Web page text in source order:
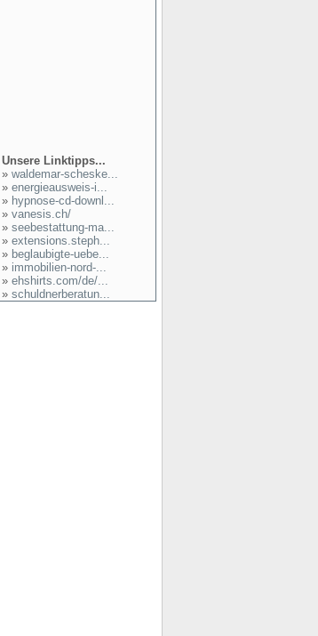
Unsere Linktipps...
» waldemar-scheske...
» energieausweis-i...
» hypnose-cd-downl...
» vanesis.ch/
» seebestattung-ma...
» extensions.steph...
» beglaubigte-uebe...
» immobilien-nord-...
» ehshirts.com/de/...
» schuldnerberatun...